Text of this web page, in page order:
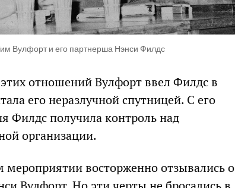
Вулфорт и его партнерша Нэнси Филдс
отношений Вулфорт ввел Филдс в
его неразлучной спутницей. С его
Филдс получила контроль над
организации.
восторженно отзывались о